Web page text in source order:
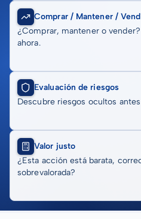
Comprar / Mantener /
¿Comprar, mantener o
ahora.
Evaluación de riesgos
Descubre riesgos ocultos
Valor justo
¿Esta acción está barata,
sobrevalorada?